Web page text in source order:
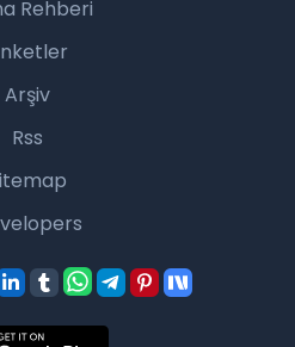
Rehberi
Arşiv
Rss